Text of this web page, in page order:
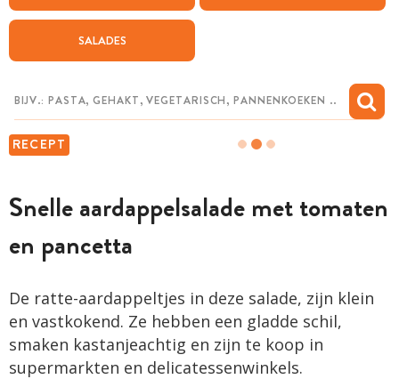
SALADES
RECEPT
Snelle aardappelsalade met tomaten
en pancetta
De ratte-aardappeltjes in deze salade, zijn klein
en vastkokend. Ze hebben een gladde schil,
smaken kastanjeachtig en zijn te koop in
supermarkten en delicatessenwinkels.
WEEKMENU
CHAT MET MAIA
MIJN BEWAARDE RECEPTEN